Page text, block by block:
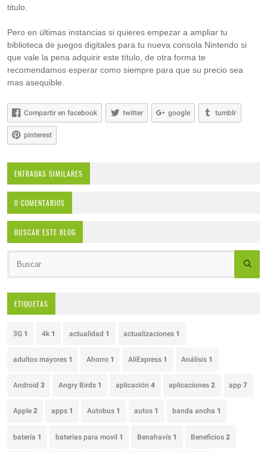
titulo.
Pero en últimas instancias si quieres empezar a ampliar tu
biblioteca de juegos digitales para tu nueva consola Nintendo si
que vale la pena adquirir este título, de otra forma te
recomendamos esperar como siempre para que su precio sea
mas asequible.
Compartir en facebook twitter google tumblr
pinterest
ENTRADAS SIMILARES
0 COMENTARIOS
BUSCAR ESTE BLOG
ETIQUETAS
3G 1 4k 1 actualidad 1 actualizaciones 1
adultos mayores 1 Ahorro 1 AliExpress 1 Análisis 1
Android 3 Angry Birds 1 aplicación 4 aplicaciones2 app7
Apple 2 apps 1 Autobus 1 autos 1 banda ancha 1
batería 1 baterias para movil 1 Benahavís 1 Beneficios2